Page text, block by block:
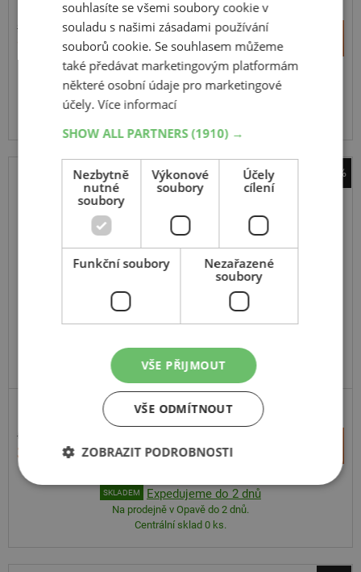
2 958 Kč
2 293 Kč
+
–
SKLADEM Expedujeme do 2 dnů
Na prodejně v Opavě do 2 dnů.
-31%
sněhové řetězy Pewag
Servo RS 74
5 143 Kč
3 555 Kč
SKLADEM Expedujeme do 2 dnů
Na prodejně v Opavě do 2 dnů.
Centrální sklad 0 ks.
souhlasíte se všemi soubory cookie v
souladu s našimi zásadami používání
souborů cookie. Se souhlasem můžeme
také předávat marketingovým platformám
některé osobní údaje pro marketingové
účely.Více informací
SHOW ALL PARTNERS(1910) →
Nezbytně
nutné
soubory
Výkonové
soubory
Účely
cílení
Funkční soubory
Nezařazené
soubory
VŠE PŘIJMOUT
VŠE ODMÍTNOUT
ZOBRAZIT PODROBNOSTI